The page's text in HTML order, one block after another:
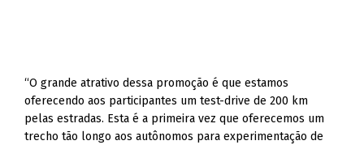
“O grande atrativo dessa promoção é que estamos
oferecendo aos participantes um test-drive de 200 km
pelas estradas. Esta é a primeira vez que oferecemos um
trecho tão longo aos autônomos para experimentação de